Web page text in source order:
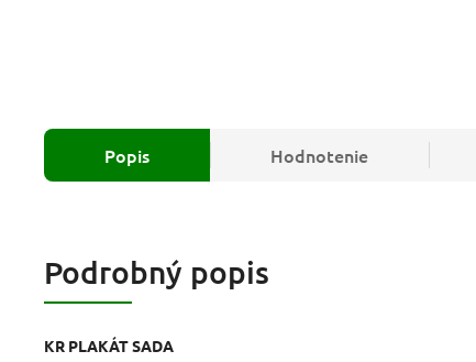
Popis Hodnotenie
Podrobný popis
KR PLAKÁT SADA